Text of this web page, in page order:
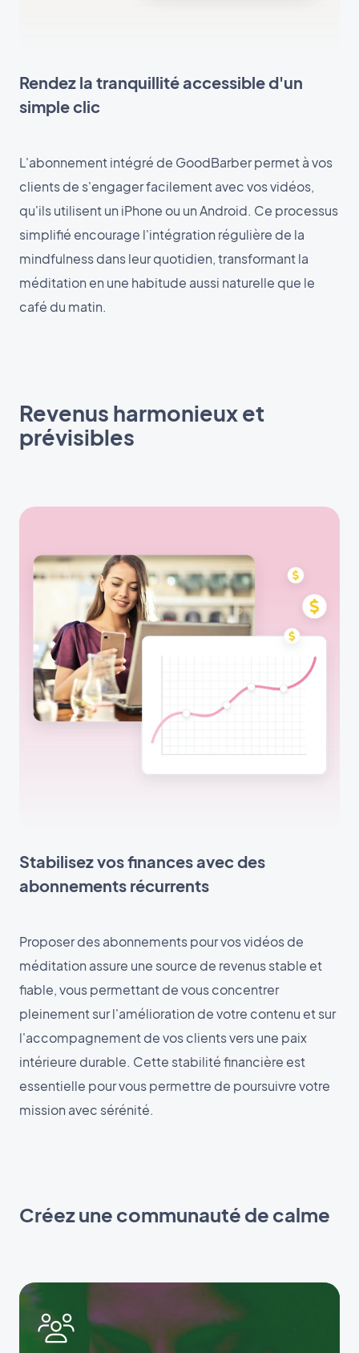
Rendez la tranquillité accessible d'un
simple clic
L'abonnement intégré de GoodBarber permet à vos
clients de s'engager facilement avec vos vidéos,
qu'ils utilisent un iPhone ou un Android. Ce processus
simplifié encourage l'intégration régulière de la
mindfulness dans leur quotidien, transformant la
méditation en une habitude aussi naturelle que le
café du matin.
Revenus harmonieux et
prévisibles
Stabilisez vos finances avec des
abonnements récurrents
Proposer des abonnements pour vos vidéos de
méditation assure une source de revenus stable et
fiable, vous permettant de vous concentrer
pleinement sur l'amélioration de votre contenu et sur
l'accompagnement de vos clients vers une paix
intérieure durable. Cette stabilité financière est
essentielle pour vous permettre de poursuivre votre
mission avec sérénité.
Créez une communauté de calme